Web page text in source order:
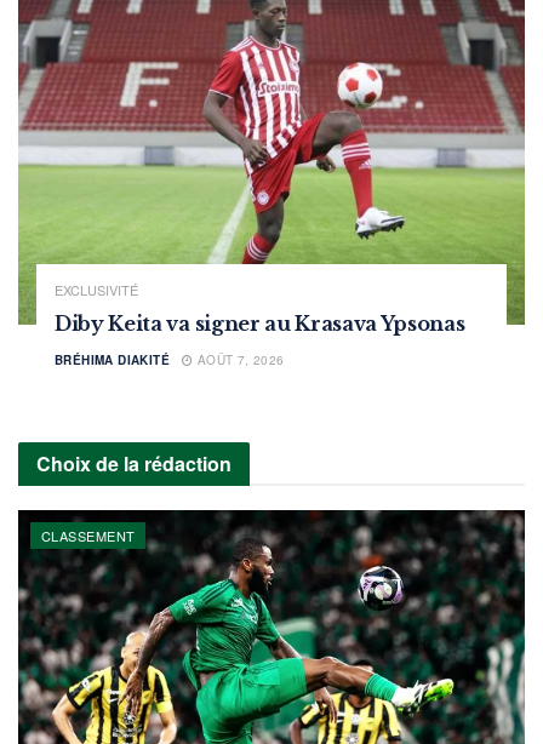
EXCLUSIVITÉ
Diby Keita va signer au Krasava Ypsonas
BRÉHIMA DIAKITÉ AOÛT 7, 2026
Choix de la rédaction
CLASSEMENT